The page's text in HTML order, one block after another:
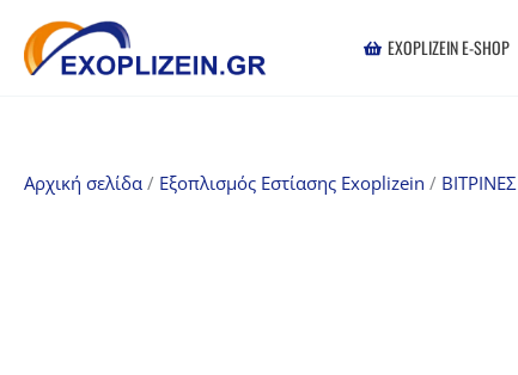
στο
περιεχόμενο
EXOPLIZEIN E-SHOP
Αρχική σελίδα / Εξοπλισμός Εστίασης Exoplizein / ΒΙΤΡΙΝΕΣ